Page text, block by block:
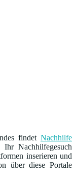
findet Nachhilfe
Nachhilfegesuch
inserieren und
über diese Portale